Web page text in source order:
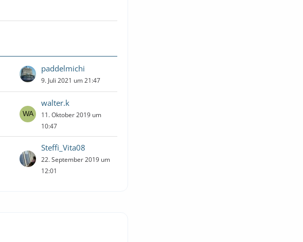
paddelmichi
9. Juli 2021 um 21:47
walter.k
11. Oktober 2019 um
10:47
Steffi_Vita08
22. September 2019 um
12:01